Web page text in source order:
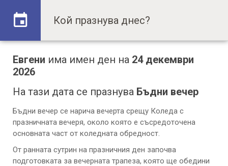
Евгени има имен ден на 24 декември
2026
На тази дата се празнува Бъдни вечер
Бъдни вечер се нарича вечерта срещу Коледа с
празничната вечеря, около която е съсредоточена
основната част от коледната обредност.
От ранната сутрин на празничния ден започва
подготовката за вечерната трапеза, която ще обедини